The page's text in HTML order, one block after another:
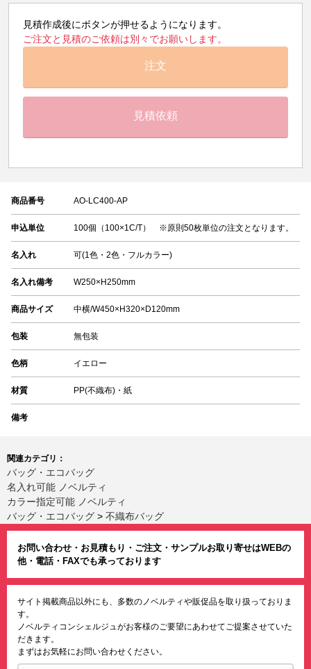
見積作成後にボタンが押せるようになります。
ご注文と見積のご依頼は別々でお願いします。
注文
見積依頼
商品番号 AO-LC400-AP
申込単位 100個（100×1C/T） ※原則50枚単位の注文となります。
名入れ 可(1色・2色・フルカラー)
名入れ備考 W250×H250mm
商品サイズ 中横/W450×H320×D120mm
包装 無包装
色柄 イエロー
材質 PP(不織布)・紙
備考
関連カテゴリ：
バッグ・エコバッグ
名入れ可能 ノベルティ
カラー指定可能 ノベルティ
バッグ・エコバッグ > 不織布バッグ
お問い合わせ・お見積もり・ご注文・サンプルお取り寄せはWEBの
他・電話・FAXでも承っております
サイト掲載商品以外にも、多数のノベルティや販促品を取り扱っておりま
す。
ノベルティコンシェルジュがお客様のご要望にあわせてご提案させていた
だきます。
まずはお気軽にお問い合わせください。